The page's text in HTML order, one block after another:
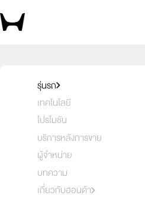
รุ่นรถ
เทคโนโลยี
โปรโมชัน
บริการหลังการขาย
ผู้จำหน่าย
บทความ
เกี่ยวกับฮอนด้า
เลือกคันที่ใช่ แล้วพ